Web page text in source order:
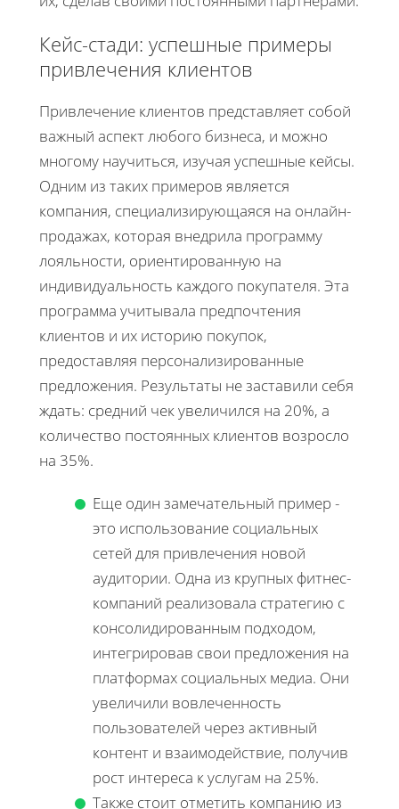
Кейс-стади: успешные примеры
привлечения клиентов
Привлечение клиентов представляет собой
важный аспект любого бизнеса, и можно
многому научиться, изучая успешные кейсы.
Одним из таких примеров является
компания, специализирующаяся на онлайн-
продажах, которая внедрила программу
лояльности, ориентированную на
индивидуальность каждого покупателя. Эта
программа учитывала предпочтения
клиентов и их историю покупок,
предоставляя персонализированные
предложения. Результаты не заставили себя
ждать: средний чек увеличился на 20%, а
количество постоянных клиентов возросло
на 35%.
Еще один замечательный пример -
это использование социальных
сетей для привлечения новой
аудитории. Одна из крупных фитнес-
компаний реализовала стратегию с
консолидированным подходом,
интегрировав свои предложения на
платформах социальных медиа. Они
увеличили вовлеченность
пользователей через активный
контент и взаимодействие, получив
рост интереса к услугам на 25%.
Также стоит отметить компанию из